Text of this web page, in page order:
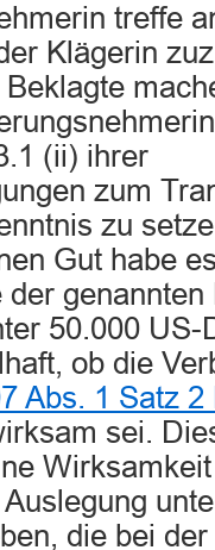
treffe
Klägerin
(ii) ihrer
zum
zu
Gut habe
50.000 US-
ob die
Abs. 1 Satz 2
sei.
die bei